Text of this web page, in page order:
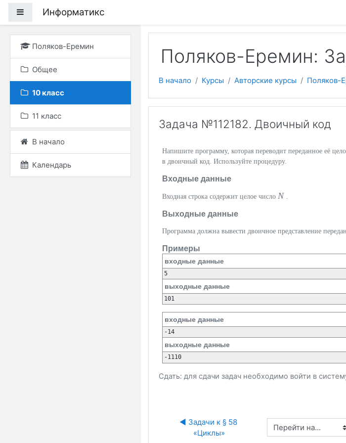
Боковая панель
Информатикс
Поляков-Еремин
Общее
10 класс
11 класс
В начало
Календарь
Поляков-Еремин:
В начало Курсы Авторские курсы Поляков-
Задача №112182. Двоичный код
Напишите программу, которая переводит переданное её
в двоичный код. Используйте процедуру.
Входные данные
Входная строка содержит целое число N .
Выходные данные
Программа должна вывести двоичное представление
Примеры
входные данные
выходные данные
входные данные
выходные данные
Сдать: для сдачи задач необходимо войти в
◀︎ Задачи к § 58
«Циклы»
Перейти на...